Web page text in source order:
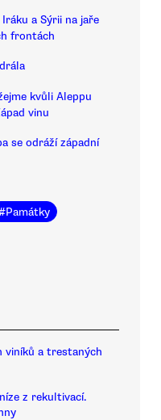
a Sýrii na jaře
frontách
kvůli Aleppu
vinu
se odráží západní
Památky
viníků a trestaných
z rekultivací.